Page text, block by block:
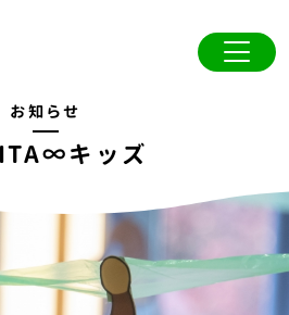
お知らせ
キッズ